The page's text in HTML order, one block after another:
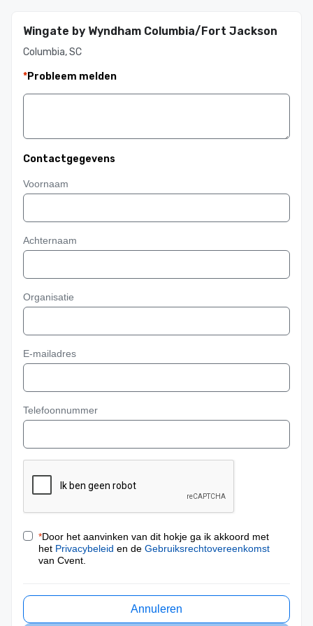
Wingate by Wyndham Columbia/Fort Jackson
Columbia, SC
*Probleem melden
Contactgegevens
Voornaam
Achternaam
Organisatie
E-mailadres
Telefoonnummer
*Door het aanvinken van dit hokje ga ik akkoord met
het Privacybeleid en de Gebruiksrechtovereenkomst
van Cvent.
Annuleren